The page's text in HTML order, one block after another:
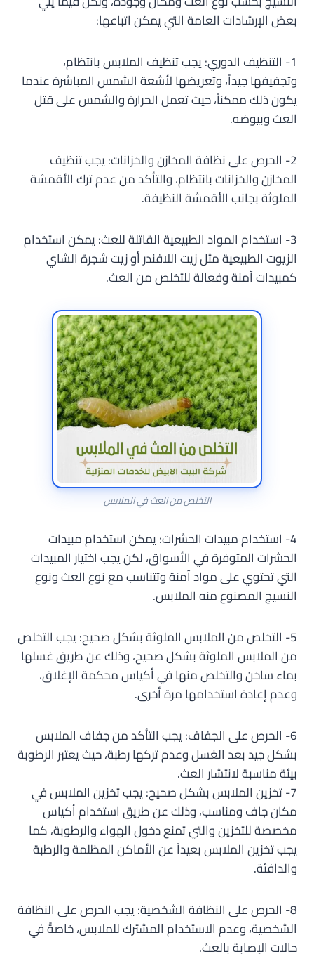
بعض الإرشادات العامة التي يمكن اتباعها:
1- التنظيف الدوري: يجب تنظيف الملابس بانتظام،
وتجفيفها جيداً، وتعريضها لأشعة الشمس المباشرة عندما
يكون ذلك ممكناً، حيث تعمل الحرارة والشمس على قتل
العث وبيوضه.
2- الحرص على نظافة المخازن والخزانات: يجب تنظيف
المخازن والخزانات بانتظام، والتأكد من عدم ترك الأقمشة
الملوثة بجانب الأقمشة النظيفة.
3- استخدام المواد الطبيعية القاتلة للعث: يمكن استخدام
الزيوت الطبيعية مثل زيت اللافندر أو زيت شجرة الشاي
كمبيدات آمنة وفعالة للتخلص من العث.
التخلص من العث في الملابس
4- استخدام مبيدات الحشرات: يمكن استخدام مبيدات
الحشرات المتوفرة في الأسواق، لكن يجب اختيار المبيدات
التي تحتوي على مواد آمنة وتتناسب مع نوع العث ونوع
النسيج المصنوع منه الملابس.
5- التخلص من الملابس الملوثة بشكل صحيح: يجب التخلص
من الملابس الملوثة بشكل صحيح، وذلك عن طريق غسلها
بماء ساخن والتخلص منها في أكياس محكمة الإغلاق،
وعدم إعادة استخدامها مرة أخرى.
6- الحرص على الجفاف: يجب التأكد من جفاف الملابس
بشكل جيد بعد الغسل وعدم تركها رطبة، حيث يعتبر الرطوبة
بيئة مناسبة لانتشار العث.
7- تخزين الملابس بشكل صحيح: يجب تخزين الملابس في
مكان جاف ومناسب، وذلك عن طريق استخدام أكياس
مخصصة للتخزين والتي تمنع دخول الهواء والرطوبة، كما
يجب تخزين الملابس بعيداً عن الأماكن المظلمة والرطبة
والدافئة.
8- الحرص على النظافة الشخصية: يجب الحرص على النظافة
الشخصية، وعدم الاستخدام المشترك للملابس، خاصةً في
حالات الإصابة بالعث.